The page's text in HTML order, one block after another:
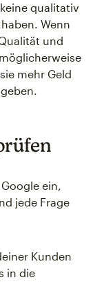
qualitativ
Wenn
und
mehr Geld
ein,
jede Frage
Kunden
in die